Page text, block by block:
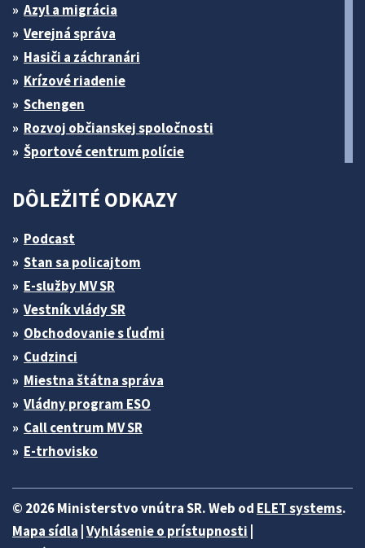
Azyl a migrácia
Verejná správa
Hasiči a záchranári
Krízové riadenie
Schengen
Rozvoj občianskej spoločnosti
Športové centrum polície
DÔLEŽITÉ ODKAZY
Podcast
Stan sa policajtom
E-služby MV SR
Vestník vlády SR
Obchodovanie s ľuďmi
Cudzinci
Miestna štátna správa
Vládny program ESO
Call centrum MV SR
E-trhovisko
© 2026 Ministerstvo vnútra SR. Web od ELET systems.
Mapa sídla Vyhlásenie o prístupnosti